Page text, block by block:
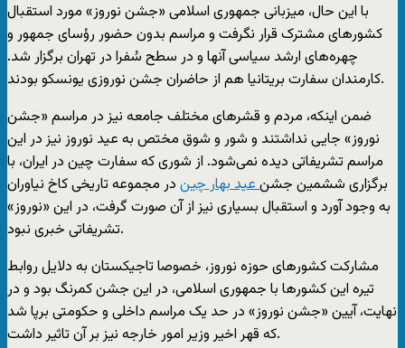
با این حال، میزبانی جمهوری اسلامی «جشن نوروز» مورد استقبال
کشورهای مشترک قرار نگرفت و مراسم بدون حضور رؤسای جمهور و
چهره‌های ارشد سیاسی آنها و در سطح سُفرا در تهران برگزار شد.
کارمندان سفارت بریتانیا هم از حاضران جشن نوروزی یونسکو بودند.
ضمن اینکه، مردم و قشرهای مختلف جامعه نیز در مراسم «جشن
نوروز» جایی نداشتند و شور و شوق مختص به عید نوروز نیز در این
مراسم تشریفاتی دیده نمی‌شود. از شوری که سفارت چین در ایران، با
برگزاری ششمین جشنعید بهار چین در مجموعه تاریخی کاخ نیاوران
به وجود آورد و استقبال بسیاری نیز از آن صورت گرفت، در این «نوروز»
تشریفاتی خبری نبود.
مشارکت کشورهای حوزه نوروز، خصوصا تاجیکستان به دلایل روابط
تیره این کشورها با جمهوری اسلامی، در این جشن کمرنگ بود و در
نهایت، آیین «جشن نوروز» در حد یک مراسم داخلی و حکومتی برپا شد
که قهر اخیر وزیر امور خارجه نیز بر آن تاثیر داشت.